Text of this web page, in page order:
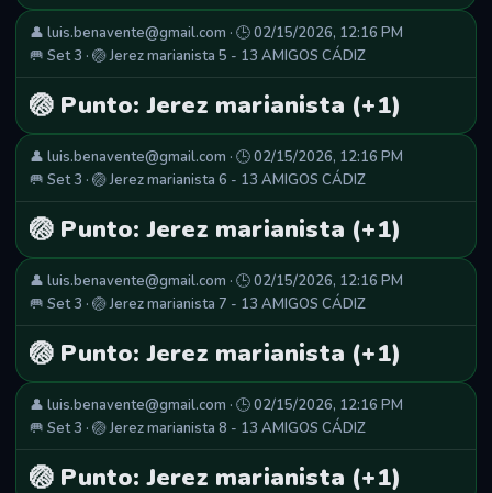
👤 luis.benavente@gmail.com · 🕒 02/15/2026, 12:16 PM
🥅 Set 3 · 🏐 Jerez marianista 5 - 13 AMIGOS CÁDIZ
🏐 Punto: Jerez marianista (+1)
👤 luis.benavente@gmail.com · 🕒 02/15/2026, 12:16 PM
🥅 Set 3 · 🏐 Jerez marianista 6 - 13 AMIGOS CÁDIZ
🏐 Punto: Jerez marianista (+1)
👤 luis.benavente@gmail.com · 🕒 02/15/2026, 12:16 PM
🥅 Set 3 · 🏐 Jerez marianista 7 - 13 AMIGOS CÁDIZ
🏐 Punto: Jerez marianista (+1)
👤 luis.benavente@gmail.com · 🕒 02/15/2026, 12:16 PM
🥅 Set 3 · 🏐 Jerez marianista 8 - 13 AMIGOS CÁDIZ
🏐 Punto: Jerez marianista (+1)